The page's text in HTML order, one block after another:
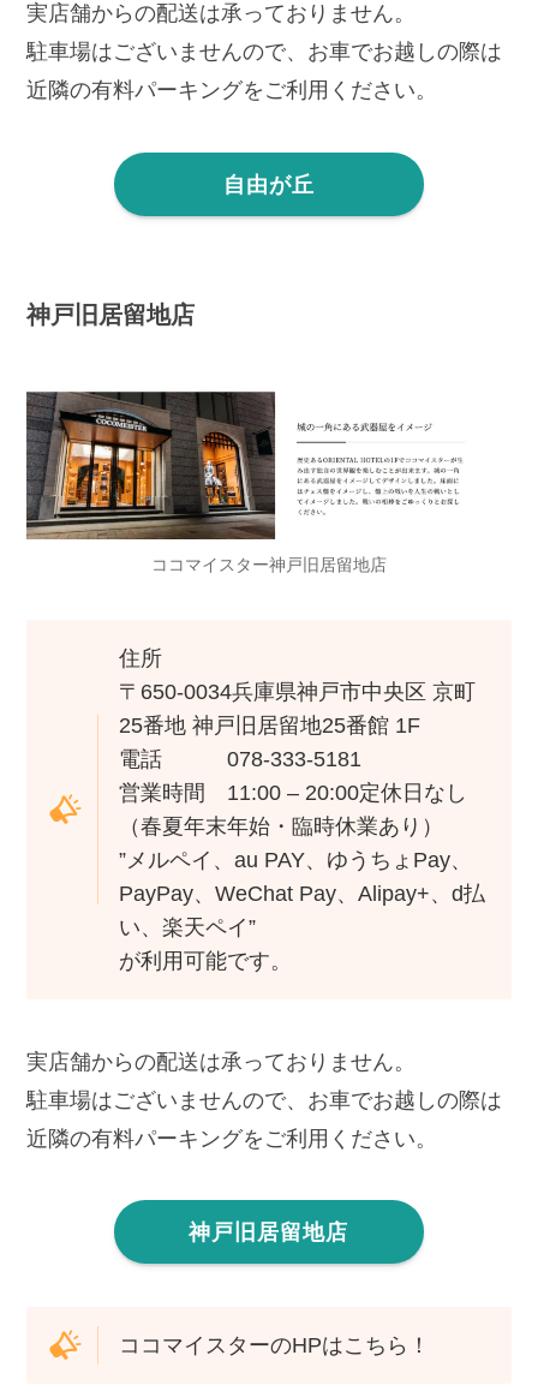
実店舗からの配送は承っておりません。
駐車場はございませんので、お車でお越しの際は
近隣の有料パーキングをご利用ください。
自由が丘
神戸旧居留地店
ココマイスター神戸旧居留地店
住所
〒650-0034兵庫県神戸市中央区 京町
25番地 神戸旧居留地25番館 1F
電話 078-333-5181
営業時間 11:00 – 20:00定休日なし
（春夏年末年始・臨時休業あり）
”メルペイ、au PAY、ゆうちょPay、
PayPay、WeChat Pay、Alipay+、d払
い、楽天ペイ”
が利用可能です。
実店舗からの配送は承っておりません。
駐車場はございませんので、お車でお越しの際は
近隣の有料パーキングをご利用ください。
神戸旧居留地店
ココマイスターのHPはこちら！